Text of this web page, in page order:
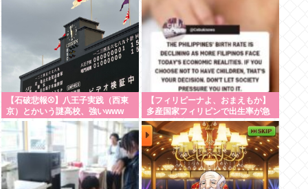
【石破悲報⚾】八王子実践（西東
京）とかいう謎高校、強いwww
【フィリピーナよ、おまえもか】
多産国家フィリピンで出生率が急
降下、若者はSEXよりSNSの時代
へ